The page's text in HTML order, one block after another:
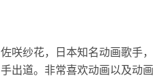
佐咲纱花，日本知名动画歌手
手出道。非常喜欢动画以及动